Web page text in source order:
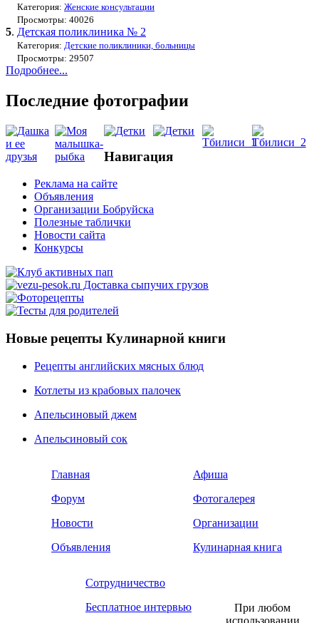
Категория: Женские консультации
Просмотры: 40026
5. Детская поликлиника № 2
Категория: Детские поликлиники, больницы
Просмотры: 29507
Подробнее...
Последние фотографии
Навигация
Реклама на сайте
Объявления
Организации Бобруйска
Полезные таблички
Новости сайта
Конкурсы
Новые рецепты Кулинарной книги
Рецепты английских мясных блюд
Котлеты из крабовых палочек
Апельсиновый джем
Апельсиновый сок
Главная
Форум
Новости
Объявления
Афиша
Фотогалерея
Организации
Кулинарная книга
Сотрудничество
Бесплатное интервью
При любом
использовании